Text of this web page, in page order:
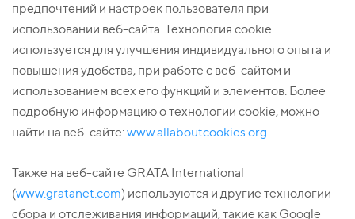
предпочтений и настроек пользователя при
использовании веб-сайта. Технология cookie
используется для улучшения индивидуального опыта и
повышения удобства, при работе с веб-сайтом и
использованием всех его функций и элементов. Более
подробную информацию о технологии cookie, можно
найти на веб-сайте:www.allaboutcookies.org
Также на веб-сайте GRATA International
(www.gratanet.com) используются и другие технологии
сбора и отслеживания информаций, такие как Google